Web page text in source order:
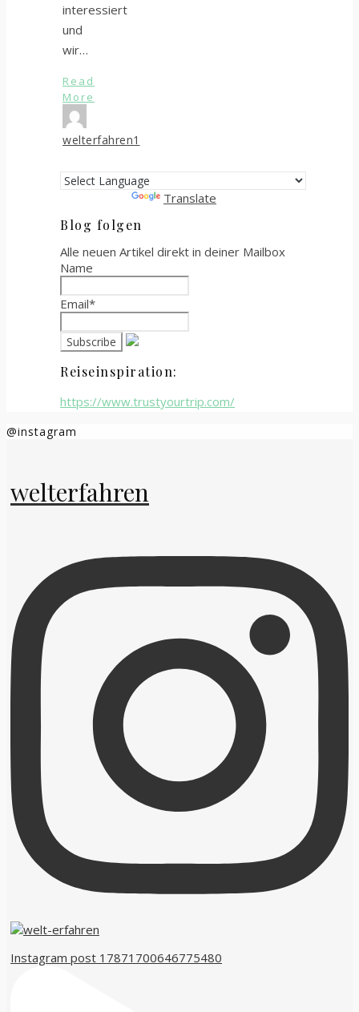
interessiert
und
wir…
Read
More
welterfahren1
Translate
Blog folgen
Alle neuen Artikel direkt in deiner Mailbox
Name
Email*
Reiseinspiration:
https://www.trustyourtrip.com/
@instagram
welterfahren
Instagram post 17871700646775480